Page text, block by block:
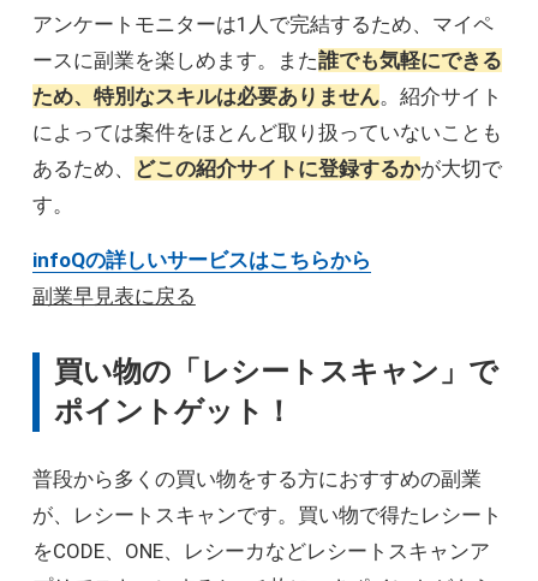
C LINEスタンプ販売 小
C 翻訳・通訳 大
C セミナー講師 大
C
C ベビーシッター
C ネイリスト
C ハンドメイド品の販売 中
C オリジナルグッズ販売 中
アンケートモニターは1人で完結するため、マイペ
ースに副業を楽しめます。また誰でも気軽にできる
ため、特別なスキルは必要ありません。紹介サイト
によっては案件をほとんど取り扱っていないことも
あるため、
どこの紹介サイトに登録するかが大切で
す。
infoQの詳しいサービスはこちらから
副業早見表に戻る
買い物の「レシートスキャン」で
ポイントゲット！
普段から多くの買い物をする方におすすめの副業
が、レシートスキャンです。買い物で得たレシート
をCODE、ONE、レシーカなどレシートスキャンア